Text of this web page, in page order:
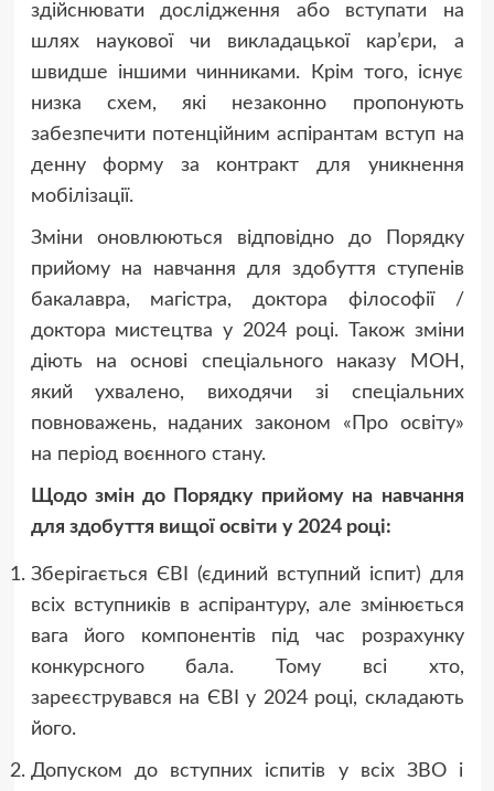
здійснювати дослідження або вступати на
шлях наукової чи викладацької кар’єри, а
швидше іншими чинниками. Крім того, існує
низка схем, які незаконно пропонують
забезпечити потенційним аспірантам вступ на
денну форму за контракт для уникнення
мобілізації.
Зміни оновлюються відповідно до Порядку
прийому на навчання для здобуття ступенів
бакалавра, магістра, доктора філософії /
доктора мистецтва у 2024 році. Також зміни
діють на основі спеціального наказу МОН,
який ухвалено, виходячи зі спеціальних
повноважень, наданих законом «Про освіту»
на період воєнного стану.
Щодо змін до Порядку прийому на навчання
для здобуття вищої освіти у 2024 році:
Зберігається ЄВІ (єдиний вступний іспит) для
всіх вступників в аспірантуру, але змінюється
вага його компонентів під час розрахунку
конкурсного бала. Тому всі хто,
зареєструвався на ЄВІ у 2024 році, складають
його.
Допуском до вступних іспитів у всіх ЗВО і